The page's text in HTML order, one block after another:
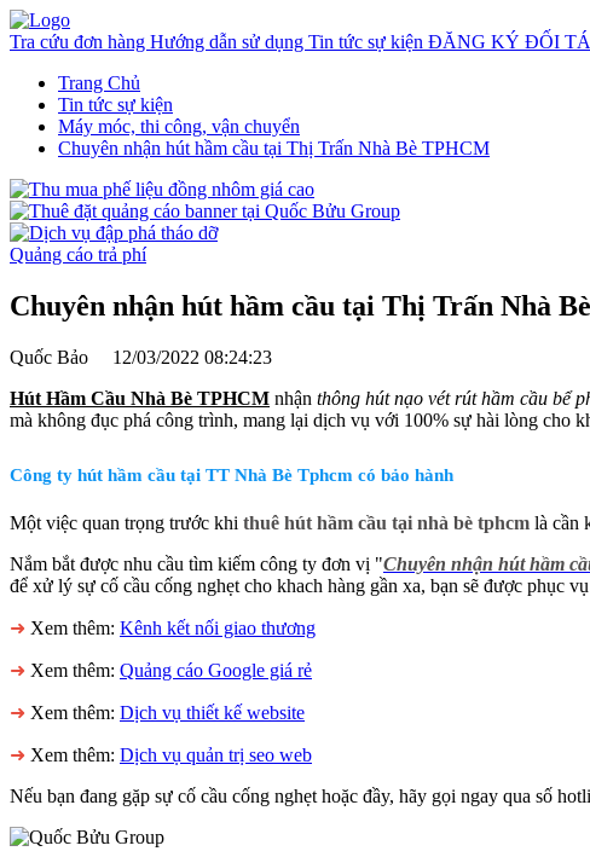
Tra cứu đơn hàng Hướng dẫn sử dụng Tin tức sự kiện ĐĂNG KÝ ĐỐI
Trang Chủ
Tin tức sự kiện
Máy móc, thi công, vận chuyển
Chuyên nhận hút hầm cầu tại Thị Trấn Nhà Bè TPHCM
Quảng cáo trả phí
Chuyên nhận hút hầm cầu tại Thị Trấn Nhà
Quốc Bảo 12/03/2022 08:24:23
Hút Hầm Cầu Nhà Bè TPHCM nhận thông hút nạo vét rút hầm cầu bể
mà không đục phá công trình, mang lại dịch vụ với 100% sự hài lòng cho
Công ty hút hầm cầu tại TT Nhà Bè Tphcm có bảo hành
Một việc quan trọng trước khi thuê hút hầm cầu tại nhà bè tphcm là cần
Nắm bắt được nhu cầu tìm kiếm công ty đơn vị "Chuyên nhận hút hầm
để xử lý sự cố cầu cống nghẹt cho khach hàng gần xa, bạn sẽ được phục
➜ Xem thêm: Kênh kết nối giao thương
➜ Xem thêm: Quảng cáo Google giá rẻ
➜ Xem thêm: Dịch vụ thiết kế website
➜ Xem thêm: Dịch vụ quản trị seo web
Nếu bạn đang gặp sự cố cầu cống nghẹt hoặc đầy, hãy gọi ngay qua số